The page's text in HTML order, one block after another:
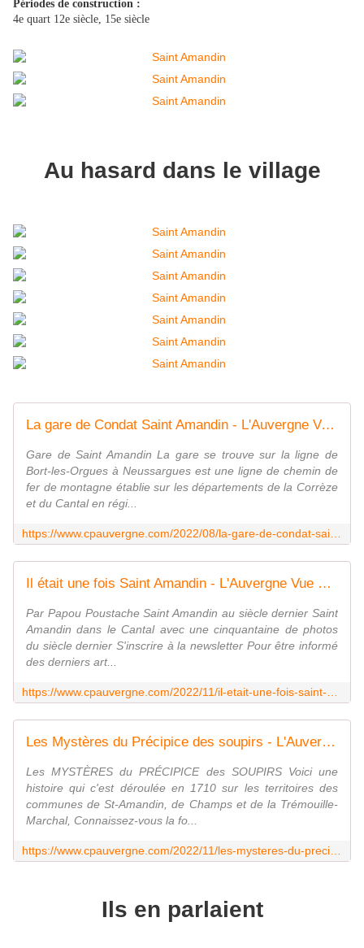
Périodes de construction :
4e quart 12e siècle, 15e siècle
Au hasard dans le village
La gare de Condat Saint Amandin - L'Auvergne Vue par Papou Poustache
Gare de Saint Amandin La gare se trouve sur la ligne de
Bort-les-Orgues à Neussargues est une ligne de chemin de
fer de montagne établie sur les départements de la Corrèze
et du Cantal en régi...
Il était une fois Saint Amandin - L'Auvergne Vue par Papou Poustache
Par Papou Poustache Saint Amandin au siècle dernier Saint
Amandin dans le Cantal avec une cinquantaine de photos
du siècle dernier S'inscrire à la newsletter Pour être informé
des derniers art...
Les Mystères du Précipice des soupirs - L'Auvergne Vue par Papou Poustache
Les MYSTÈRES du PRÉCIPICE des SOUPIRS Voici une
histoire qui c'est déroulée en 1710 sur les territoires des
communes de St-Amandin, de Champs et de la Trémouille-
Marchal, Connaissez-vous la fo...
Ils en parlaient